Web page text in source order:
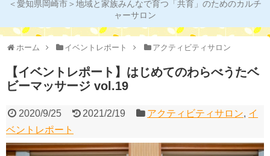
＜愛知県岡崎市＞地域と家族みんなで育つ「共育」のためのカルチ
ャーサロン
ホーム イベントレポート アクティビティサロン
【イベントレポート】はじめてのわらべうたベ
ビーマッサージ vol.19
2020/9/25 2021/2/19 アクティビティサロン, イ
ベントレポート